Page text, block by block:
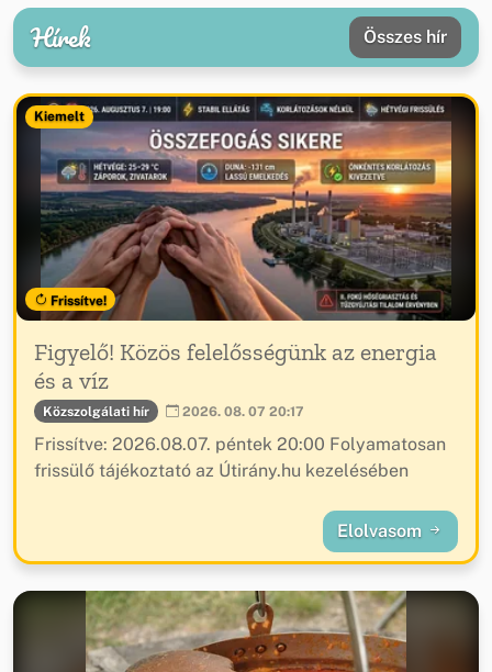
Hírek Összes hír
Kiemelt
Frissítve!
Figyelő! Közös felelősségünk az energia
és a víz
Közszolgálati hír 2026. 08. 07 20:17
Frissítve: 2026.08.07. péntek 20:00 Folyamatosan
frissülő tájékoztató az Útirány.hu kezelésében
Elolvasom